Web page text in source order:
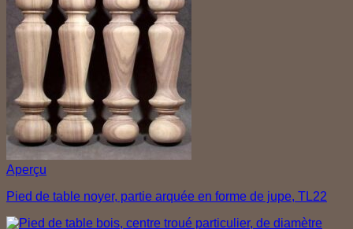
Aperçu
Pied de table noyer, partie arquée en forme de jupe, TL22